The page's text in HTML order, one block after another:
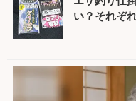
い？それぞ